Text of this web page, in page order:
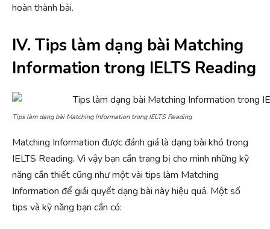
hoàn thành bài.
IV. Tips làm dạng bài Matching
Information trong IELTS Reading
Tips làm dạng bài Matching Information trong IELTS Reading
Matching Information được đánh giá là dạng bài khó trong
IELTS Reading. Vì vậy bạn cần trang bị cho mình những kỹ
năng cần thiết cũng như một vài tips làm Matching
Information để giải quyết dạng bài này hiệu quả. Một số
tips và kỹ năng bạn cần có: